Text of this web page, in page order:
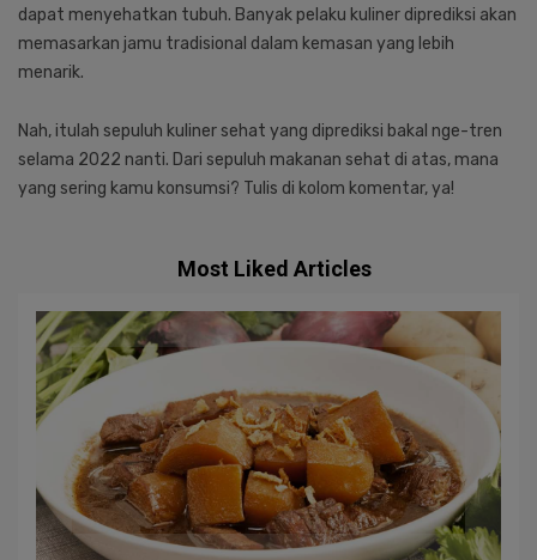
dapat menyehatkan tubuh. Banyak pelaku kuliner diprediksi akan
memasarkan jamu tradisional dalam kemasan yang lebih
menarik.
Nah, itulah sepuluh kuliner sehat yang diprediksi bakal nge-tren
selama 2022 nanti. Dari sepuluh makanan sehat di atas, mana
yang sering kamu konsumsi? Tulis di kolom komentar, ya!
Most Liked Articles